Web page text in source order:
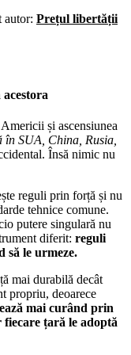
autor: Prețul libertății
și ascensiunea
în SUA, China, Rusia,
Însă nimic nu
reguli prin forță și nu
tehnice comune.
putere singulară nu
diferit: reguli
să le urmeze.
mai durabilă decât
propriu, deoarece
mai curând prin
țară le adoptă